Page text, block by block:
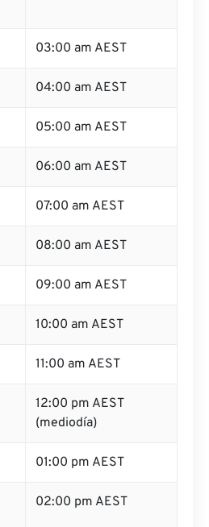
03:00 am AEST
04:00 am AEST
05:00 am AEST
06:00 am AEST
07:00 am AEST
08:00 am AEST
09:00 am AEST
10:00 am AEST
11:00 am AEST
12:00 pm AEST
(mediodía)
01:00 pm AEST
02:00 pm AEST